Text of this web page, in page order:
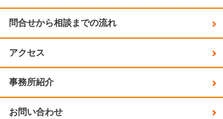
問合せから相談までの流れ
アクセス
事務所紹介
お問い合わせ